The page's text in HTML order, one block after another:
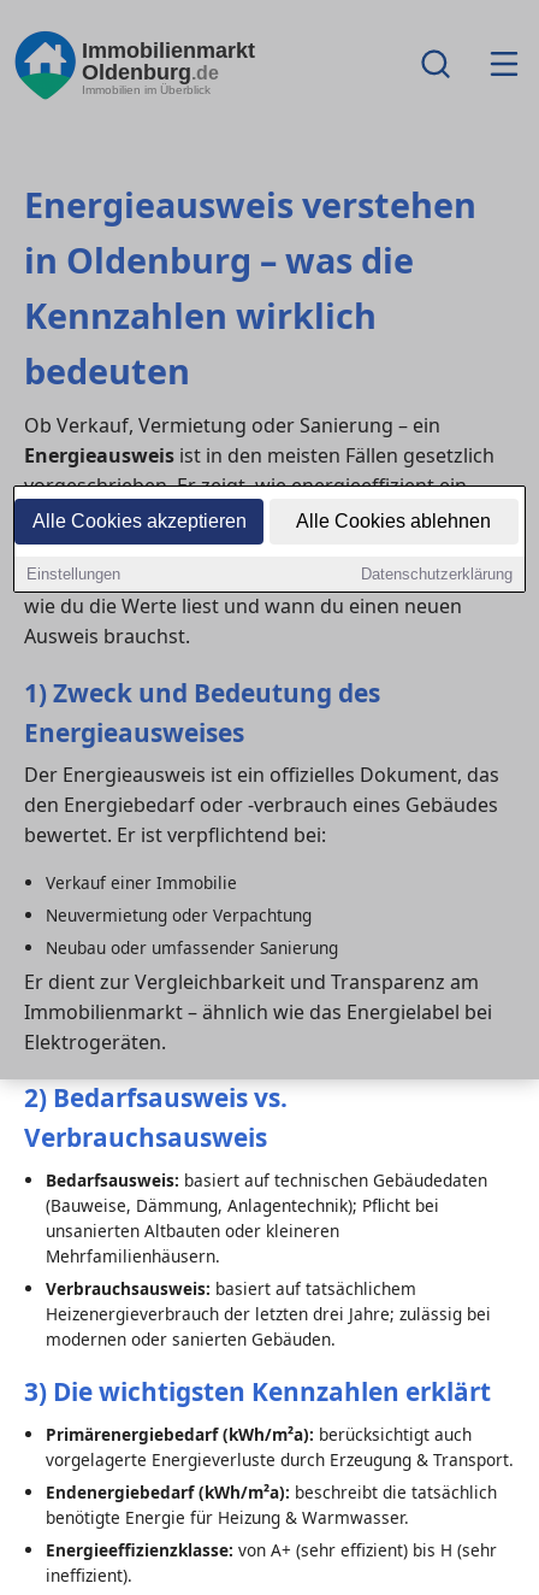
Alle Cookies akzeptieren Alle Cookies ablehnen
Einstellungen Datenschutzerklärung
Immobilienmarkt
Oldenburg.de
Immobilien im Überblick
Energieausweis verstehen
in Oldenburg – was die
Kennzahlen wirklich
bedeuten
Ob Verkauf, Vermietung oder Sanierung – ein
Energieausweis ist in den meisten Fällen gesetzlich
vorgeschrieben. Er zeigt, wie energieeffizient ein
Gebäude ist, und hilft Käufer:innen oder Mieter:innen
in in Oldenburg, die Energiekosten besser
einzuschätzen. Hier erfährst du, welche Arten es gibt,
wie du die Werte liest und wann du einen neuen
Ausweis brauchst.
1) Zweck und Bedeutung des
Energieausweises
Der Energieausweis ist ein offizielles Dokument, das
den Energiebedarf oder -verbrauch eines Gebäudes
bewertet. Er ist verpflichtend bei:
Verkauf einer Immobilie
Neuvermietung oder Verpachtung
Neubau oder umfassender Sanierung
Er dient zur Vergleichbarkeit und Transparenz am
Immobilienmarkt – ähnlich wie das Energielabel bei
Elektrogeräten.
2) Bedarfsausweis vs.
Verbrauchsausweis
Bedarfsausweis: basiert auf technischen Gebäudedaten
(Bauweise, Dämmung, Anlagentechnik); Pflicht bei
unsanierten Altbauten oder kleineren
Mehrfamilienhäusern.
Verbrauchsausweis: basiert auf tatsächlichem
Heizenergieverbrauch der letzten drei Jahre; zulässig bei
modernen oder sanierten Gebäuden.
3) Die wichtigsten Kennzahlen erklärt
Primärenergiebedarf (kWh/m²a): berücksichtigt auch
vorgelagerte Energieverluste durch Erzeugung & Transport.
Endenergiebedarf (kWh/m²a): beschreibt die tatsächlich
benötigte Energie für Heizung & Warmwasser.
Energieeffizienzklasse: von A+ (sehr effizient) bis H (sehr
ineffizient).